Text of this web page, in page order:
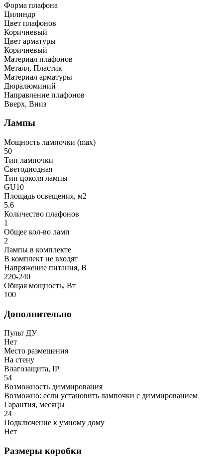
Форма плафона
Цилиндр
Цвет плафонов
Коричневый
Цвет арматуры
Коричневый
Материал плафонов
Металл, Пластик
Материал арматуры
Дюралюминий
Направление плафонов
Вверх, Вниз
Лампы
Мощность лампочки (max)
50
Тип лампочки
Светодиодная
Тип цоколя лампы
GU10
Площадь освещения, м2
5.6
Количество плафонов
1
Общее кол-во ламп
2
Лампы в комплекте
В комплект не входят
Напряжение питания, В
220-240
Общая мощность, Вт
100
Дополнительно
Пульт ДУ
Нет
Место размещения
На стену
Влагозащита, IP
54
Возможность диммирования
Возможно: если установить лампочки с диммированием
Гарантия, месяцы
24
Подключение к умному дому
Нет
Размеры коробки